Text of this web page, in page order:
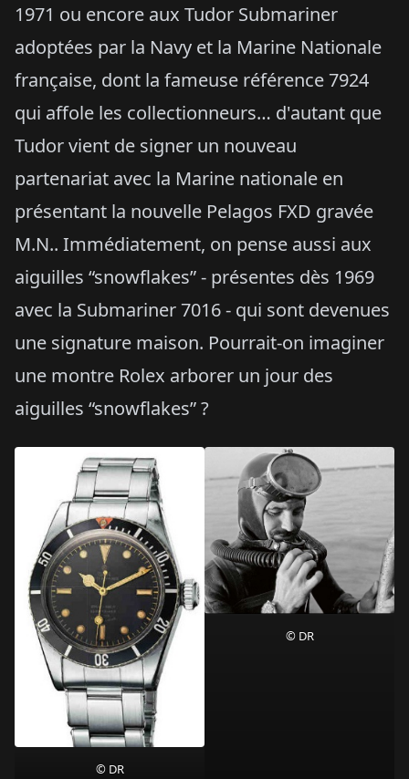
1971 ou encore aux Tudor Submariner
adoptées par la Navy et la Marine Nationale
française, dont la fameuse référence 7924
qui affole les collectionneurs… d'autant que
Tudor vient de signer un nouveau
partenariat avec la Marine nationale en
présentant la nouvelle Pelagos FXD gravée
M.N.. Immédiatement, on pense aussi aux
aiguilles “snowflakes” - présentes dès 1969
avec la Submariner 7016 - qui sont devenues
une signature maison. Pourrait-on imaginer
une montre Rolex arborer un jour des
aiguilles “snowflakes” ?
© DR
© DR